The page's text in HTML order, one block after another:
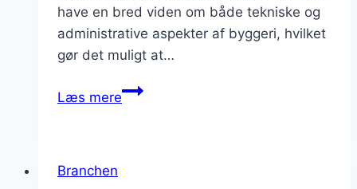
have en bred viden om både tekniske og
administrative aspekter af byggeri, hvilket
gør det muligt at…
Læs mereEffektiv
Branchen